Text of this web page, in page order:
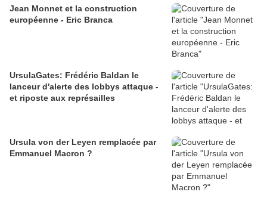
Jean Monnet et la construction
européenne - Eric Branca
UrsulaGates: Frédéric Baldan le
lanceur d'alerte des lobbys attaque -
et riposte aux représailles
Ursula von der Leyen remplacée par
Emmanuel Macron ?